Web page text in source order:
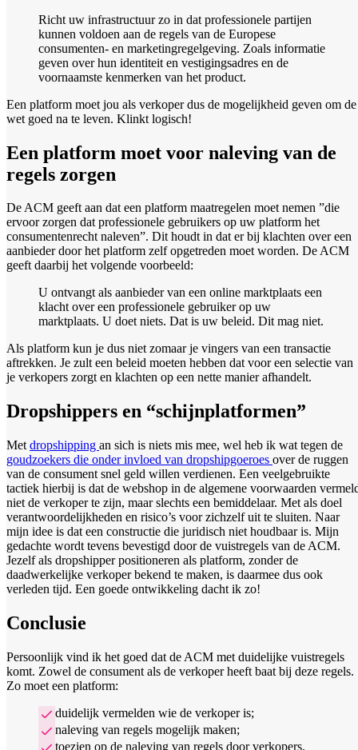
Richt uw infrastructuur zo in dat professionele partijen
kunnen voldoen aan de regels van de Europese
consumenten- en marketingregelgeving. Zoals informatie
geven over hun identiteit en vestigingsadres en de
voornaamste kenmerken van het product.
Een platform moet jou als verkoper dus de mogelijkheid geven om de
wet goed na te leven. Klinkt logisch!
Een platform moet voor naleving van de
regels zorgen
De ACM geeft aan dat een platform maatregelen moet nemen ”die
ervoor zorgen dat professionele gebruikers op uw platform het
consumentenrecht naleven”. Dit houdt in dat er bij klachten over een
aanbieder door het platform zelf opgetreden moet worden. De ACM
geeft daarbij het volgende voorbeeld:
U ontvangt als aanbieder van een online marktplaats een
klacht over een professionele gebruiker op uw
marktplaats. U doet niets. Dat is uw beleid. Dit mag niet.
Als platform kun je dus niet zomaar je vingers van een transactie
aftrekken. Je zult een beleid moeten hebben dat voor een selectie van
je verkopers zorgt en klachten op een nette manier afhandelt.
Dropshippers en “schijnplatformen”
Met dropshipping an sich is niets mis mee, wel heb ik wat tegen de
goudzoekers die onder invloed van dropshipgoeroes over de ruggen
van de consument snel geld willen verdienen. Een veelgebruikte
tactiek hierbij is dat de webshop in de algemene voorwaarden
niet de verkoper te zijn, maar slechts een bemiddelaar. Met als doel
verantwoordelijkheden en risico’s voor zichzelf uit te sluiten. Naar
mijn idee is dat een constructie die juridisch niet houdbaar is. Mijn
gedachte wordt tevens bevestigd door de vuistregels van de ACM.
Jezelf als dropshipper positioneren als platform, zonder de
daadwerkelijke verkoper bekend te maken, is daarmee dus ook
verleden tijd. Een goede ontwikkeling dacht ik zo!
Conclusie
Persoonlijk vind ik het goed dat de ACM met duidelijke vuistregels
komt. Zowel de consument als de verkoper heeft baat bij deze regels.
Zo moet een platform:
duidelijk vermelden wie de verkoper is;
naleving van regels mogelijk maken;
toezien op de naleving van regels door verkopers.